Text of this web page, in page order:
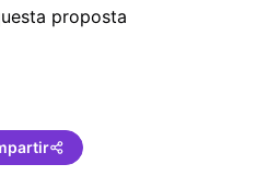
proposta